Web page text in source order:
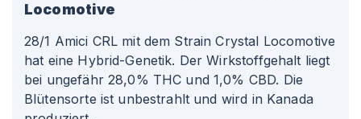
Locomotive
28/1 Amici CRL mit dem Strain Crystal Locomotive
hat eine Hybrid-Genetik. Der Wirkstoffgehalt liegt
bei ungefähr 28,0% THC und 1,0% CBD. Die
Blütensorte ist unbestrahlt und wird in Kanada